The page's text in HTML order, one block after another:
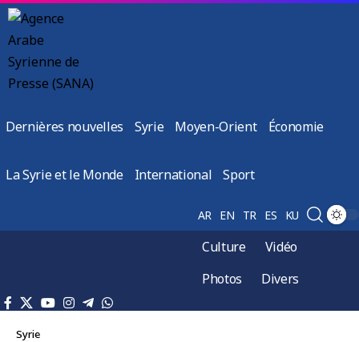
Dernières nouvelles Syrie Moyen-Orient Économie
La Syrie et le Monde International Sport
AR EN TR ES KU
Culture
Vidéo
Photos
Divers
Syrie